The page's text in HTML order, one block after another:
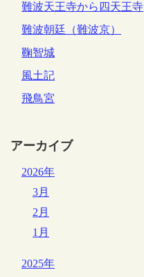
難波天王寺から四天王寺
難波朝廷（難波京）
鞠智城
風土記
飛鳥宮
アーカイブ
2026年
3月
2月
1月
2025年